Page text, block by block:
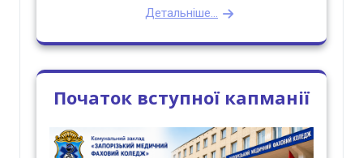
Детальніше...
Початок вступної капманії